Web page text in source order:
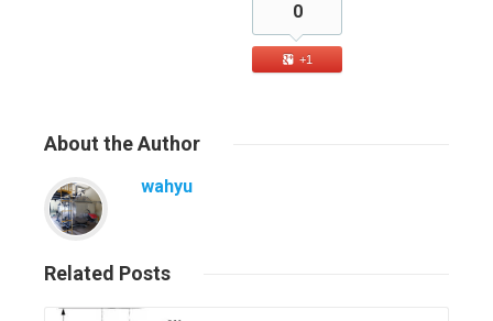
0
+1
About the Author
wahyu
Related Posts